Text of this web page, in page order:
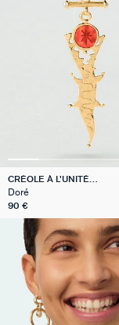
CRÉOLE À L'UNITÉ
CROCODILE PANGEA
Doré
90 €